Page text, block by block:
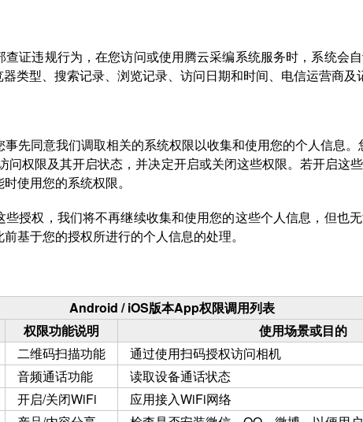
证违规行为，在您访问或使用腾云采编系统服务时，系统会
类型、搜索记录、浏览记录、访问日期和时间、电信运营商及
先同意我们调取相关的系统权限以收集和使用您的个人信息
问权限及其开启状态，并决定开启或关闭这些权限。若开启这
使用您的系统权限。
授权，我们将不再继续收集和使用您的这些个人信息，但也
基于您的授权所进行的个人信息的处理。
Android / iOS版本App权限调用列表
权限功能说明
使用场景或目的
二维码扫描功能
通过使用扫码授权访问相机
音频通话功能
读取设备通话状态
开启/关闭WiFi
应用接入WiFi网络